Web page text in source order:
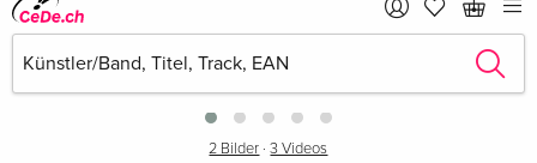
2 Bilder ·3 Videos